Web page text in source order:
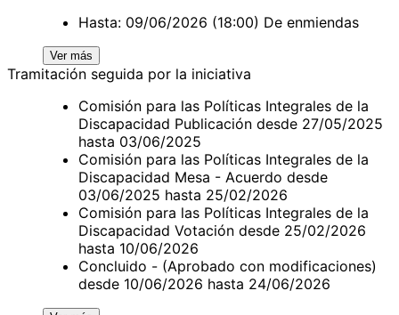
Hasta: 09/06/2026 (18:00) De enmiendas
Ver más
Tramitación seguida por la iniciativa
Comisión para las Políticas Integrales de la
Discapacidad Publicación desde 27/05/2025
hasta 03/06/2025
Comisión para las Políticas Integrales de la
Discapacidad Mesa - Acuerdo desde
03/06/2025 hasta 25/02/2026
Comisión para las Políticas Integrales de la
Discapacidad Votación desde 25/02/2026
hasta 10/06/2026
Concluido - (Aprobado con modificaciones)
desde 10/06/2026 hasta 24/06/2026